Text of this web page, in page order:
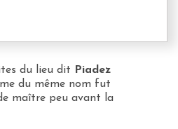
du lieu dit
Piadez
du même nom fut
maître peu avant la